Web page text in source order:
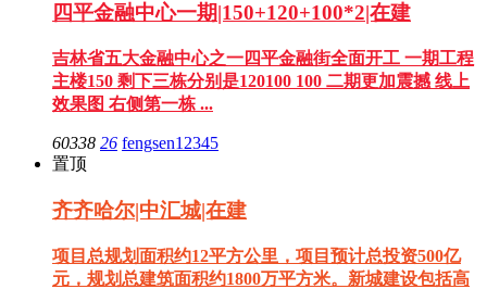
四平金融中心一期|150+120+100*2|在建
吉林省五大金融中心之一四平金融街全面开工 一期工程
主楼150 剩下三栋分别是120100 100 二期更加震撼 线上
效果图 右侧第一栋 ...
60338 26 fengsen12345
置顶
齐齐哈尔|中汇城|在建
项目总规划面积约12平方公里，项目预计总投资500亿
元，规划总建筑面积约1800万平方米。新城建设包括高